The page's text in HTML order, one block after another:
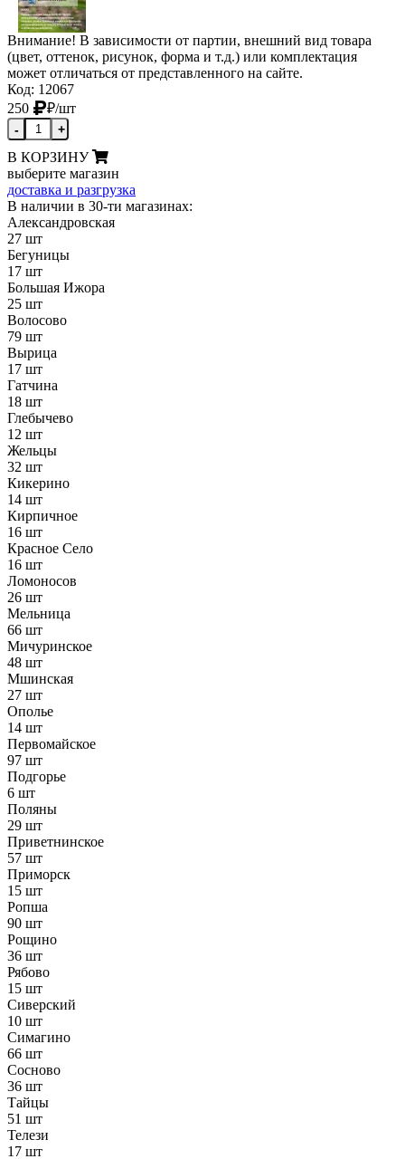
Внимание! В зависимости от партии, внешний вид товара
(цвет, оттенок, рисунок, форма и т.д.) или комплектация
может отличаться от представленного на сайте.
Код: 12067
250
₽/шт
- +
В КОРЗИНУ
выберите магазин
доставка и разгрузка
В наличии в 30-ти магазинах:
Александровская
27 шт
Бегуницы
17 шт
Большая Ижора
25 шт
Волосово
79 шт
Вырица
17 шт
Гатчина
18 шт
Глебычево
12 шт
Жельцы
32 шт
Кикерино
14 шт
Кирпичное
16 шт
Красное Село
16 шт
Ломоносов
26 шт
Мельница
66 шт
Мичуринское
48 шт
Мшинская
27 шт
Ополье
14 шт
Первомайское
97 шт
Подгорье
6 шт
Поляны
29 шт
Приветнинское
57 шт
Приморск
15 шт
Ропша
90 шт
Рощино
36 шт
Рябово
15 шт
Сиверский
10 шт
Симагино
66 шт
Сосново
36 шт
Тайцы
51 шт
Телези
17 шт